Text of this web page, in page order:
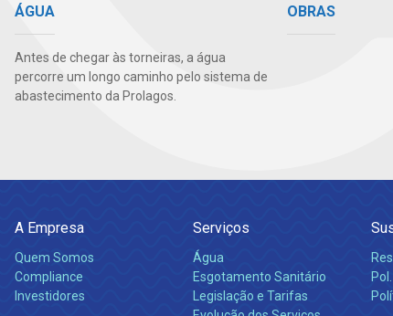
ÁGUA
Antes de chegar às torneiras, a água
percorre um longo caminho pelo sistema de
abastecimento da Prolagos.
OBRAS
A Empresa
Quem Somos
Compliance
Investidores
Serviços
Água
Esgotamento Sanitário
Legislação e Tarifas